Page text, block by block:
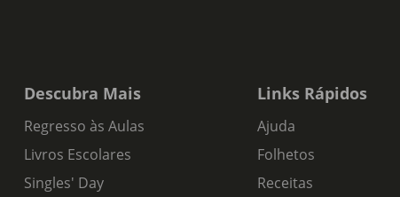
Descubra Mais
Regresso às Aulas
Livros Escolares
Singles' Day
Links Rápidos
Ajuda
Folhetos
Receitas